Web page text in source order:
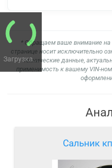
Загрузка...
* Обращаем ваше внимание на
странице носит исключительно
технические данные,
применимость к вашему VIN-
Сальник